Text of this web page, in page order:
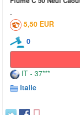
5,50 EUR
0
IT - 37***
Italie